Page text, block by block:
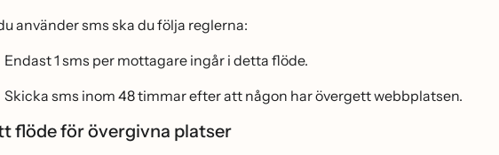
använder sms ska du följa reglerna:
Endast 1 sms per mottagare ingår i detta flöde.
Skicka sms inom 48 timmar efter att någon har övergett webbplatsen.
flöde för övergivna platser